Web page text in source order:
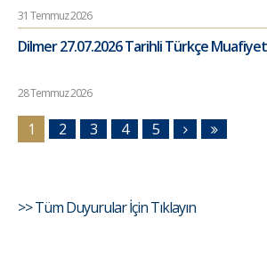
31 Temmuz 2026
Dilmer 27.07.2026 Tarihli Türkçe Muafiyet
28 Temmuz 2026
1 2 3 4 5
>> Tüm Duyurular İçin Tıklayın